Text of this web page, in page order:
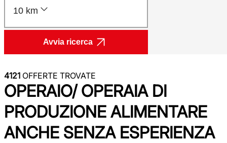
10 km
Avvia ricerca
4121 OFFERTE TROVATE
OPERAIO/ OPERAIA DI
PRODUZIONE ALIMENTARE
ANCHE SENZA ESPERIENZA